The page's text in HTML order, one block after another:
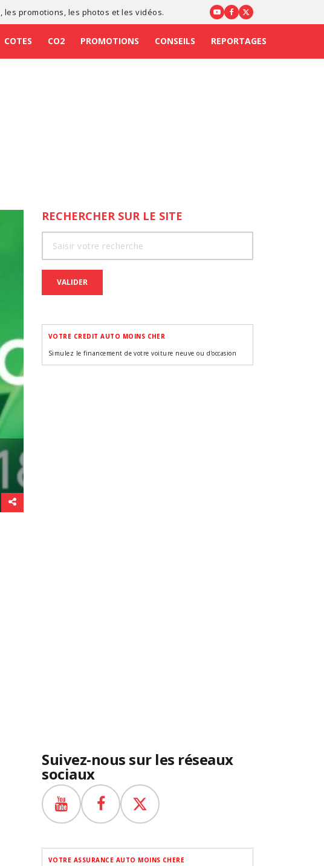
, les promotions , les photos et les vidéos.
COTES CO2 PROMOTIONS CONSEILS REPORTAGES
RECHERCHER SUR LE SITE
VALIDER
VOTRE CREDIT AUTO MOINS CHER
Simulez le financement de votre voiture neuve ou d'occasion
Suivez-nous sur les réseaux
sociaux
VOTRE ASSURANCE AUTO MOINS CHERE